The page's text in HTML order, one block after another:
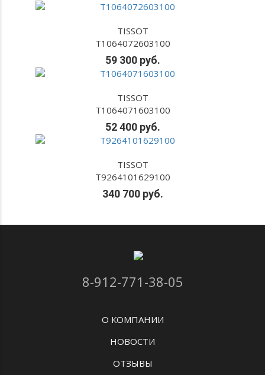
TISSOT
T1064072603100
59 300 руб.
TISSOT
T1064071603100
52 400 руб.
TISSOT
T9264101629100
340 700 руб.
8-912-771-38-05
О КОМПАНИИ
НОВОСТИ
ОТЗЫВЫ